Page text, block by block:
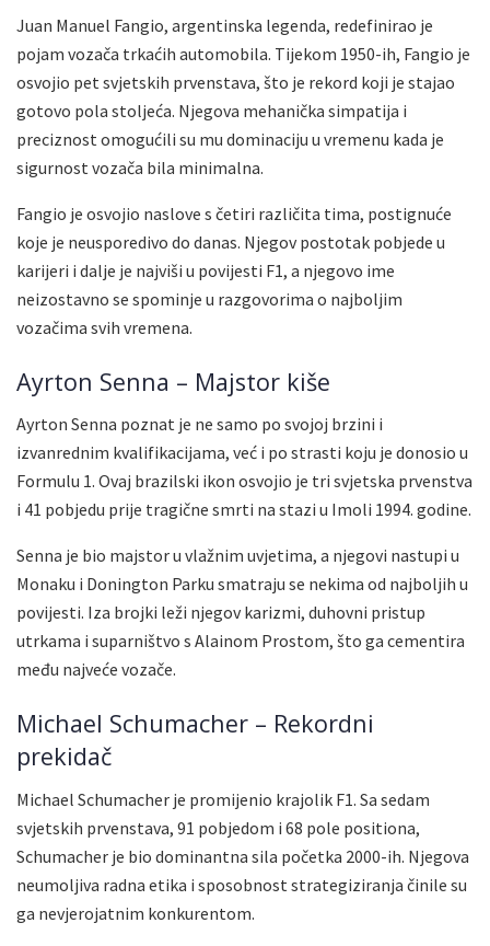
Juan Manuel Fangio, argentinska legenda, redefinirao je
pojam vozača trkaćih automobila. Tijekom 1950-ih, Fangio je
osvojio pet svjetskih prvenstava, što je rekord koji je stajao
gotovo pola stoljeća. Njegova mehanička simpatija i
preciznost omogućili su mu dominaciju u vremenu kada je
sigurnost vozača bila minimalna.
Fangio je osvojio naslove s četiri različita tima, postignuće
koje je neusporedivo do danas. Njegov postotak pobjede u
karijeri i dalje je najviši u povijesti F1, a njegovo ime
neizostavno se spominje u razgovorima o najboljim
vozačima svih vremena.
Ayrton Senna – Majstor kiše
Ayrton Senna poznat je ne samo po svojoj brzini i
izvanrednim kvalifikacijama, već i po strasti koju je donosio u
Formulu 1. Ovaj brazilski ikon osvojio je tri svjetska prvenstva
i 41 pobjedu prije tragične smrti na stazi u Imoli 1994. godine.
Senna je bio majstor u vlažnim uvjetima, a njegovi nastupi u
Monaku i Donington Parku smatraju se nekima od najboljih u
povijesti. Iza brojki leži njegov karizmi, duhovni pristup
utrkama i suparništvo s Alainom Prostom, što ga cementira
među najveće vozače.
Michael Schumacher – Rekordni
prekidač
Michael Schumacher je promijenio krajolik F1. Sa sedam
svjetskih prvenstava, 91 pobjedom i 68 pole positiona,
Schumacher je bio dominantna sila početka 2000-ih. Njegova
neumoljiva radna etika i sposobnost strategiziranja činile su
ga nevjerojatnim konkurentom.